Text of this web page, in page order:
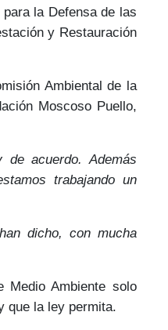
la Defensa de las
y Restauración
Ambiental de la
Moscoso Puello,
acuerdo. Además
trabajando un
dicho, con mucha
Medio Ambiente solo
que la ley permita.